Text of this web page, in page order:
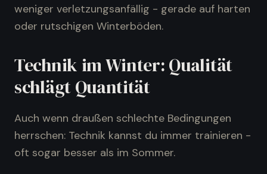
weniger verletzungsanfällig - gerade auf harten
oder rutschigen Winterböden.
Technik im Winter: Qualität
schlägt Quantität
Auch wenn draußen schlechte Bedingungen
herrschen: Technik kannst du immer trainieren -
oft sogar besser als im Sommer.